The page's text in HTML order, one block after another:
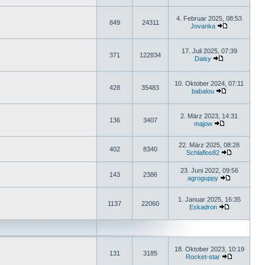
849 24311
4. Februar 2025, 08:53
Jovanka
371 122834
17. Juli 2025, 07:39
Daisy
428 35483
10. Oktober 2024, 07:11
babalou
136 3407
2. März 2023, 14:31
majow
402 8340
22. März 2025, 08:28
Schlaflos82
143 2386
23. Juni 2022, 09:56
agroguppy
1137 22060
1. Januar 2025, 16:35
Eskadron
131 3185
18. Oktober 2023, 10:19
Rocket-star